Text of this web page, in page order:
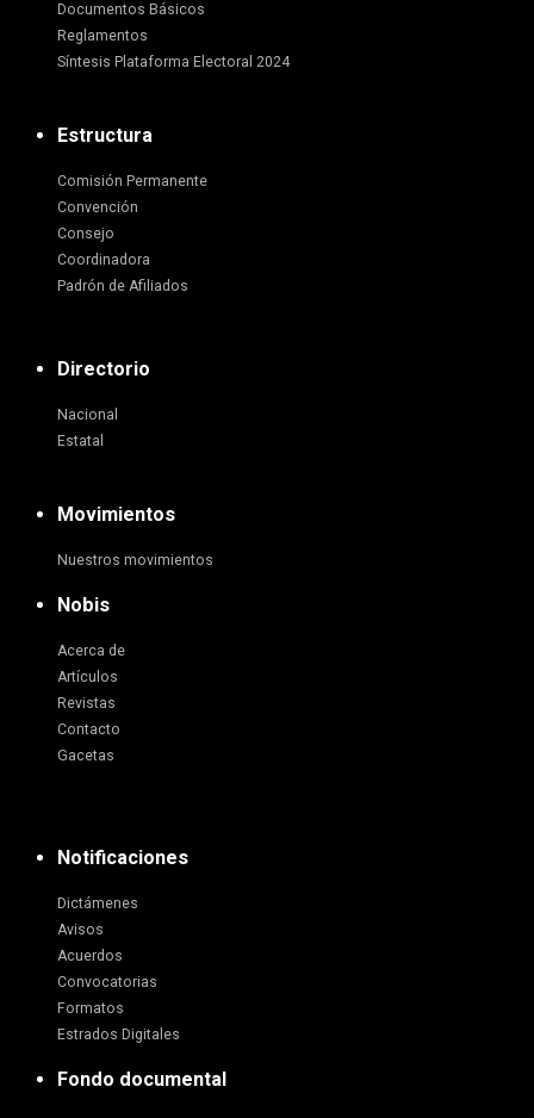
Documentos Básicos
Reglamentos
Síntesis Plataforma Electoral 2024
Estructura
Comisión Permanente
Convención
Consejo
Coordinadora
Padrón de Afiliados
Directorio
Nacional
Estatal
Movimientos
Nuestros movimientos
Nobis
Acerca de
Artículos
Revistas
Contacto
Gacetas
Notificaciones
Dictámenes
Avisos
Acuerdos
Convocatorias
Formatos
Estrados Digitales
Fondo documental